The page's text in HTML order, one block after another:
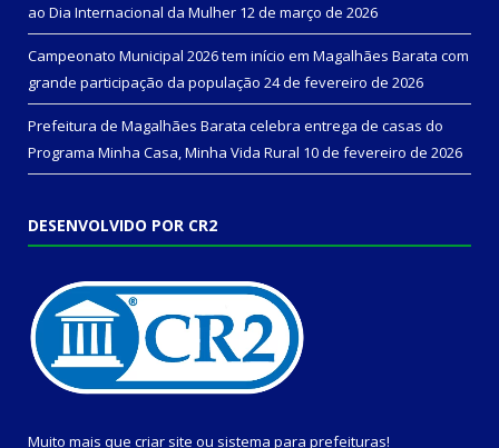
ao Dia Internacional da Mulher 12 de março de 2026
Campeonato Municipal 2026 tem início em Magalhães Barata com
grande participação da população 24 de fevereiro de 2026
Prefeitura de Magalhães Barata celebra entrega de casas do
Programa Minha Casa, Minha Vida Rural 10 de fevereiro de 2026
DESENVOLVIDO POR CR2
Muito mais que criar site ou sistema para prefeituras!